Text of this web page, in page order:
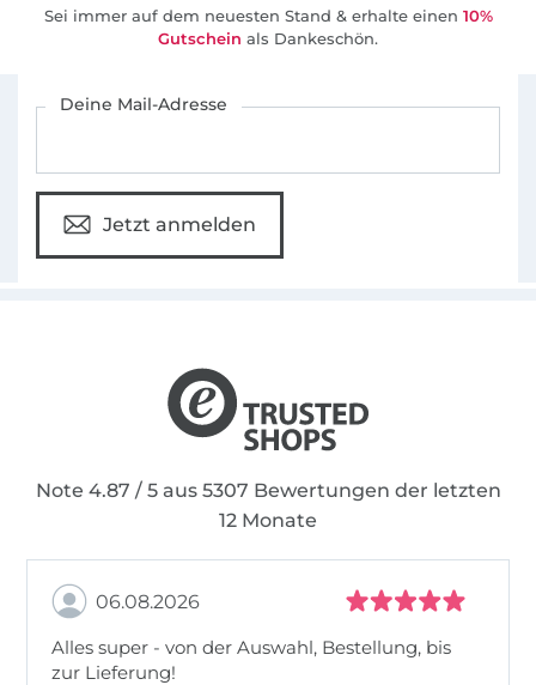
Sei immer auf dem neuesten Stand & erhalte einen 10%
Gutschein als Dankeschön.
Deine Mail-Adresse
Jetzt anmelden
Note 4.87 / 5 aus 5307 Bewertungen der letzten
12 Monate
06.08.2026
Alles super - von der Auswahl, Bestellung, bis
zur Lieferung!